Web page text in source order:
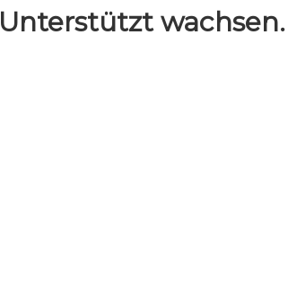
Unterstützt wachsen.